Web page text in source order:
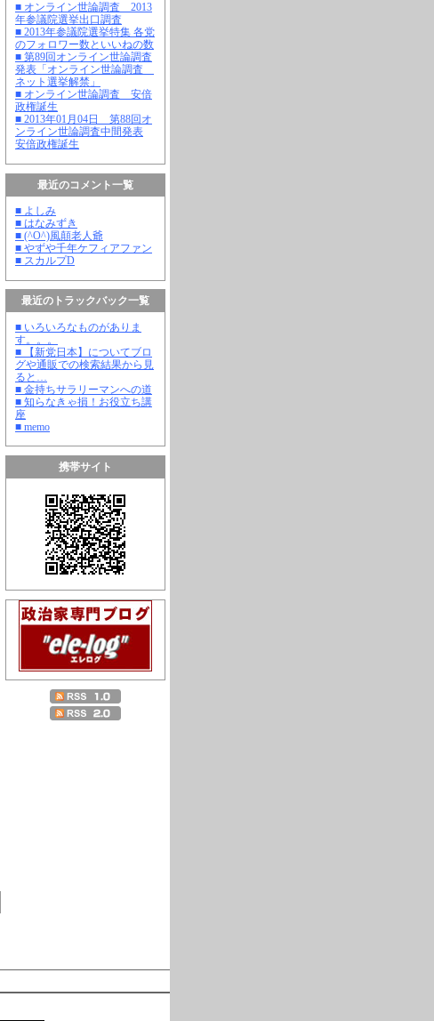
■ オンライン世論調査 2013
年参議院選挙出口調査
■ 2013年参議院選挙特集 各党
のフォロワー数といいねの数
■ 第89回オンライン世論調査
発表「オンライン世論調査
ネット選挙解禁」
■ オンライン世論調査 安倍
政権誕生
■ 2013年01月04日 第88回オ
ンライン世論調査中間発表
安倍政権誕生
最近のコメント一覧
■ よしみ
■ はなみずき
■ (^O^)風顛老人爺
■ やずや千年ケフィアファン
■ スカルプD
最近のトラックバック一覧
■ いろいろなものがありま
す。。。
■ 【新党日本】についてブロ
グや通販での検索結果から見
ると…
■ 金持ちサラリーマンへの道
■ 知らなきゃ損！お役立ち講
座
■ memo
携帯サイト